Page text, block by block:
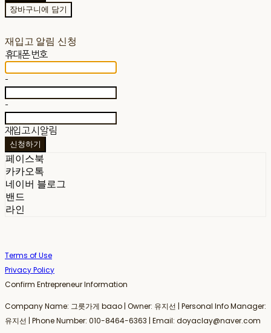
장바구니에 담기
재입고 알림 신청
휴대폰 번호
-
-
재입고 시 알림
신청하기
페이스북
카카오톡
네이버 블로그
밴드
라인
Terms of Use
Privacy Policy
Confirm Entrepreneur Information
Company Name: 그릇가게 baao | Owner: 유지선 | Personal Info Manager:
유지선 | Phone Number: 010-8464-6363 | Email: doyaclay@naver.com